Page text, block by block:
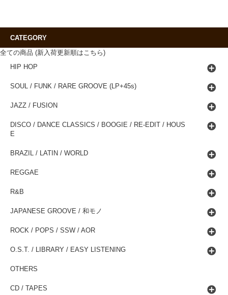
CATEGORY
全ての商品 (新入荷更新順はこちら)
HIP HOP
SOUL / FUNK / RARE GROOVE (LP+45s)
JAZZ / FUSION
DISCO / DANCE CLASSICS / BOOGIE / RE-EDIT / HOUS
E
BRAZIL / LATIN / WORLD
REGGAE
R&B
JAPANESE GROOVE / 和モノ
ROCK / POPS / SSW / AOR
O.S.T. / LIBRARY / EASY LISTENING
OTHERS
CD / TAPES